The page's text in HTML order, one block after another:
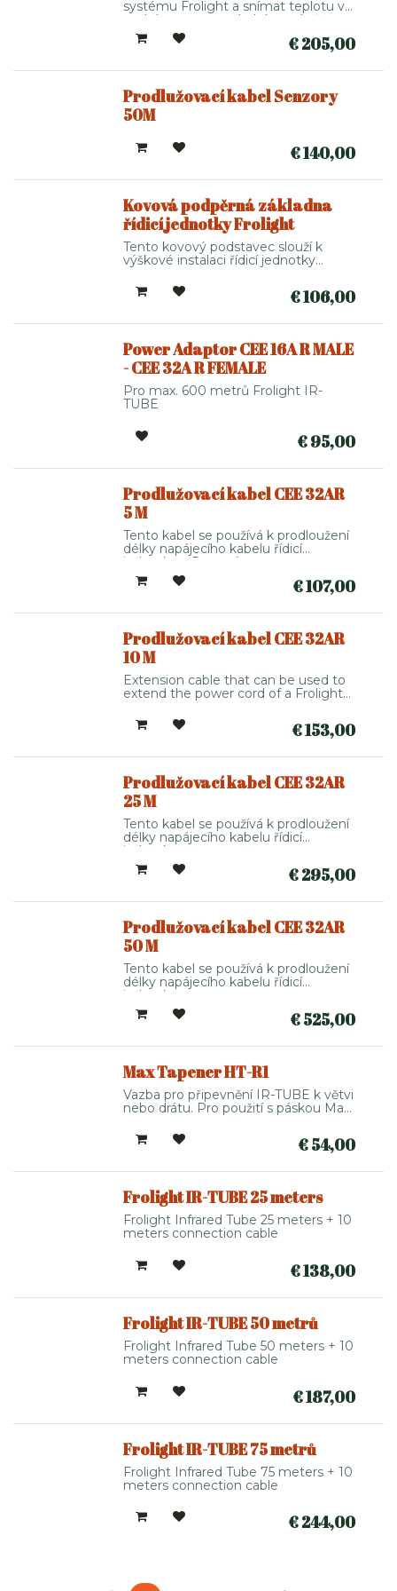
systému Frolight a snímat teplotu v
suchém stavu na druhém místě.
€205,00
Prodlužovací kabel Senzory
50M
€140,00
Kovová podpěrná základna
řídicí jednotky Frolight
Tento kovový podstavec slouží k
výškové instalaci řídicí jednotky
zakoupené řídicí jednotky.
€106,00
Power Adaptor CEE 16A R MALE
- CEE 32A R FEMALE
Pro max. 600 metrů Frolight IR-
TUBE
€95,00
Prodlužovací kabel CEE 32AR
5 M
Tento kabel se používá k prodloužení
délky napájecího kabelu řídicí
jednotky o 5 metrů.
€107,00
Prodlužovací kabel CEE 32AR
10 M
Extension cable that can be used to
extend the power cord of a Frolight
€153,00
Prodlužovací kabel CEE 32AR
25 M
Tento kabel se používá k prodloužení
délky napájecího kabelu řídicí
jednotky.
€295,00
Prodlužovací kabel CEE 32AR
50 M
Tento kabel se používá k prodloužení
délky napájecího kabelu řídicí
jednotky.
€525,00
Max Tapener HT-R1
Vazba pro připevnění IR-TUBE k větvi
nebo drátu. Pro použití s páskou Max
€54,00
Frolight IR-TUBE 25 meters
Frolight Infrared Tube 25 meters + 10
meters connection cable
€138,00
Frolight IR-TUBE 50 metrů
Frolight Infrared Tube 50 meters + 10
meters connection cable
€187,00
Frolight IR-TUBE 75 metrů
Frolight Infrared Tube 75 meters + 10
meters connection cable
€244,00